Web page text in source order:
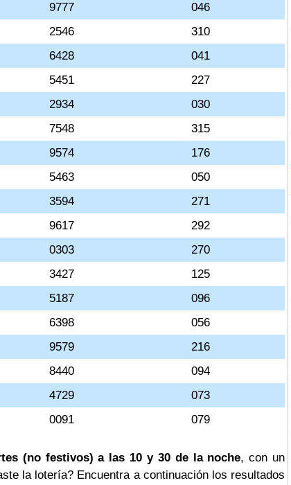
9777
046
2546
310
6428
041
5451
227
2934
030
7548
315
9574
176
5463
050
3594
271
9617
292
0303
270
3427
125
5187
096
6398
056
9579
216
8440
094
4729
073
0091 079
(no festivos) a las 10 y 30 de la noche, con un
la lotería? Encuentra a continuación los resultados